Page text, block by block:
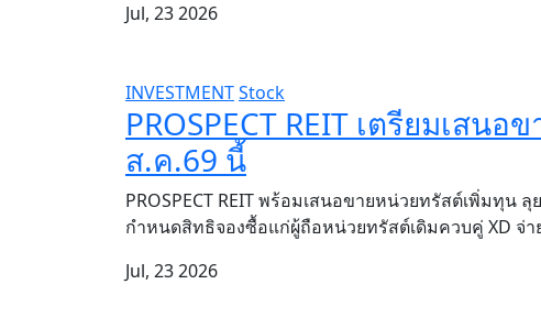
Jul, 23 2026
INVESTMENTStock
PROSPECT REIT เตรียมเสน
ส.ค.69 นี้
PROSPECT REIT พร้อมเสนอขายหน่วยทรัสต์เพิ่มทุน
กำหนดสิทธิจองซื้อแก่ผู้ถือหน่วยทรัสต์เดิมควบคู่ XD จ่
Jul, 23 2026